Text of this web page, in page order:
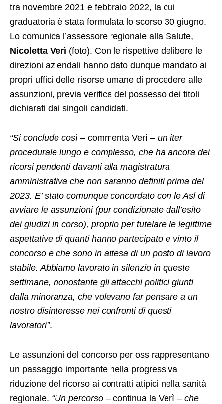
tra novembre 2021 e febbraio 2022, la cui
graduatoria è stata formulata lo scorso 30 giugno.
Lo comunica l’assessore regionale alla Salute,
Nicoletta Verì (foto). Con le rispettive delibere le
direzioni aziendali hanno dato dunque mandato ai
propri uffici delle risorse umane di procedere alle
assunzioni, previa verifica del possesso dei titoli
dichiarati dai singoli candidati.
“Si conclude così – commenta Verì – un iter
procedurale lungo e complesso, che ha ancora dei
ricorsi pendenti davanti alla magistratura
amministrativa che non saranno definiti prima del
2023. E’ stato comunque concordato con le Asl di
avviare le assunzioni (pur condizionate dall’esito
dei giudizi in corso), proprio per tutelare le legittime
aspettative di quanti hanno partecipato e vinto il
concorso e che sono in attesa di un posto di lavoro
stabile. Abbiamo lavorato in silenzio in queste
settimane, nonostante gli attacchi politici giunti
dalla minoranza, che volevano far pensare a un
nostro disinteresse nei confronti di questi
lavoratori”.
Le assunzioni del concorso per oss rappresentano
un passaggio importante nella progressiva
riduzione del ricorso ai contratti atipici nella sanità
regionale. “Un percorso – continua la Verì – che